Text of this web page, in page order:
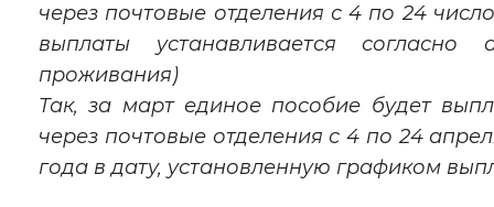
через почтовые отделения с 4 по 24
выплаты устанавливается согласно
проживания)
Так, за март единое пособие будет
через почтовые отделения с 4 по 24
года в дату, установленную графиком